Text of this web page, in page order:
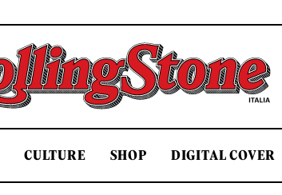
Rolling Stone Italia
CULTURE SHOP DIGITAL COVER